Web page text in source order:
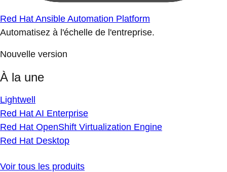
Red Hat Ansible Automation Platform
Automatisez à l'échelle de l'entreprise.
Nouvelle version
À la une
Lightwell
Red Hat AI Enterprise
Red Hat OpenShift Virtualization Engine
Red Hat Desktop
Voir tous les produits